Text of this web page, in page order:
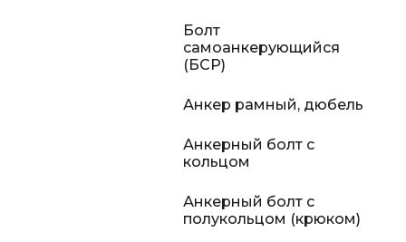
Болт
самоанкерующийся
(БСР)
Анкер рамный, дюбель
Анкерный болт с
кольцом
Анкерный болт с
полукольцом (крюком)